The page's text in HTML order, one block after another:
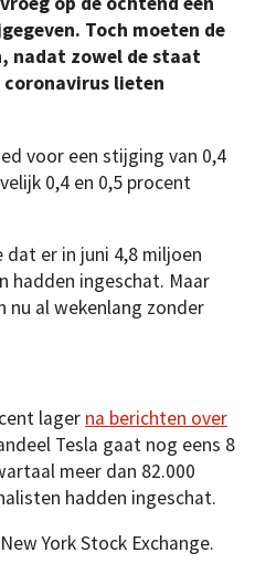
Toch moeten de
nadat zowel de staat
coronavirus lieten
voor een stijging van 0,4
0,4 en 0,5 procent
er in juni 4,8 miljoen
hadden ingeschat. Maar
nu al wekenlang zonder
lager na berichten over
Tesla gaat nog eens 8
meer dan 82.000
hadden ingeschat.
York Stock Exchange.